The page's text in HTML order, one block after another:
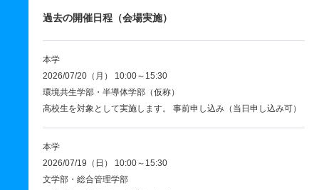
過去の開催日程（会場実施）
本学
2026/07/20（月） 10:00～15:30
環境共生学部・半導体学部（仮称）
高校生を対象として実施します。 事前申し込み（当日申し込み可）
本学
2026/07/19（日） 10:00～15:30
文学部・総合管理学部